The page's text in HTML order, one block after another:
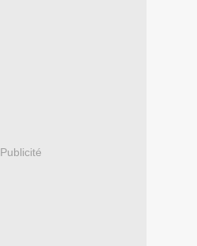
Publicité